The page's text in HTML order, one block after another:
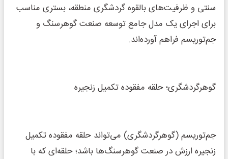
سنتی و ظرفیت‌های بالقوه گردشگری منطقه، بستری مناسب
برای اجرای یک مدل جامع توسعه صنعت گوهرسنگ و
جم‌توریسم فراهم آورده‌اند.
گوهرگردشگری؛ حلقه مفقوده تکمیل زنجیره
جم‌توریسم (گوهرگردشگری) می‌تواند حلقه مفقوده تکمیل
زنجیره ارزش در صنعت گوهرسنگ‌ها باشد؛ حلقه‌ای که با